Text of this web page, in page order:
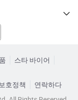
쿼드 공장
스타 바이어
호정책
연락하다